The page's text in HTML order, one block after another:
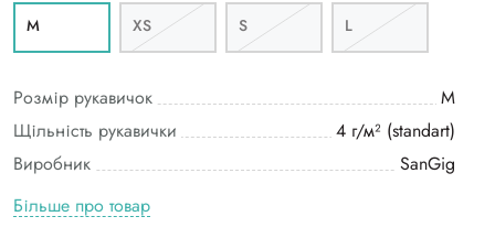
M XS S L
Розмір рукавичок
M
Щільність рукавички
4 г/м² (standart)
Виробник
SanGig
Більше про товар